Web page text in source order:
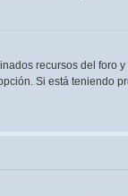
recursos del foro
Si está teniendo